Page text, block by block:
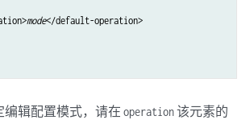
mode</default-operation>
辑配置模式，请在 operation该元素的